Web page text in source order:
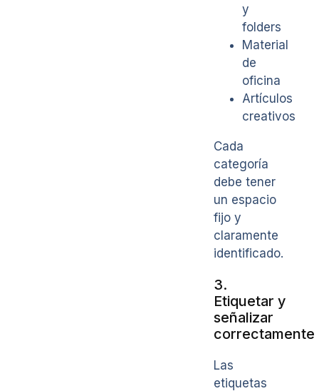
y
folders
Material
de
oficina
Artículos
creativos
Cada
categoría
debe tener
un espacio
fijo y
claramente
identificado.
3.
Etiquetar y
señalizar
correctamente
Las
etiquetas